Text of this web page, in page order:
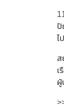
ปั
ไ
ส
เ
ผู้